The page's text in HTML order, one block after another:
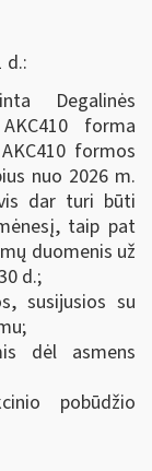
d.:
Degalinės
forma
formos
nuo 2026 m.
dar turi būti
taip pat
duomenis už
d.;
susijusios su
dėl asmens
pobūdžio